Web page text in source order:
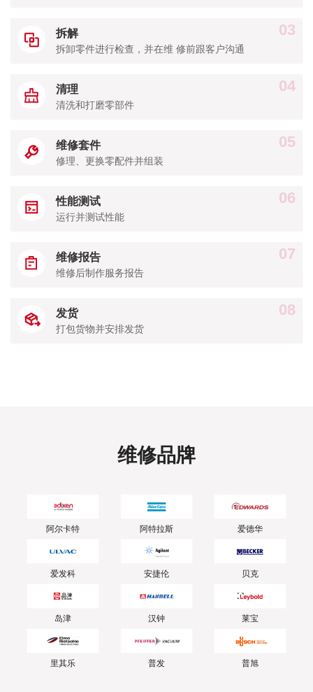
拆解
拆卸零件进行检查，并在维 修前跟客户沟通
03
清理
清洗和打磨零部件
04
维修套件
修理、更换零配件并组装
05
性能测试
运行并测试性能
06
维修报告
维修后制作服务报告
07
发货
打包货物并安排发货
08
维修品牌
阿尔卡特 阿特拉斯 爱德华
爱发科 安捷伦 贝克
岛津 汉钟 莱宝
里其乐 普发 普旭